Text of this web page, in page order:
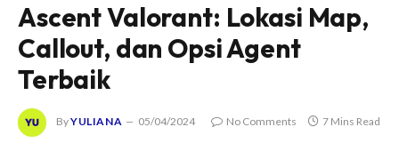
Ascent Valorant: Lokasi Map,
Callout, dan Opsi Agent
Terbaik
ByYULIANA 05/04/2024 No Comments 7 Mins Read